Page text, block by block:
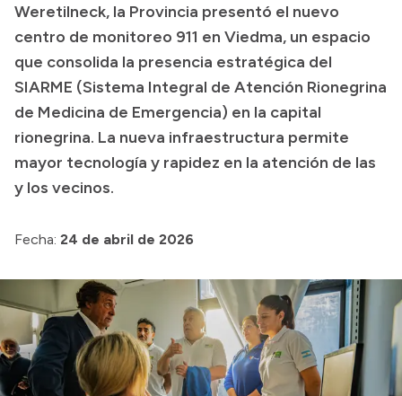
Accesos directos
SIU GUARANÍ
SECUNDARIO
TECNICATURAS
CAPACITACIONES
Weretilneck, la Provincia presentó el nuevo
centro de monitoreo 911 en Viedma, un espacio
que consolida la presencia estratégica del
SIARME (Sistema Integral de Atención Rionegrina
de Medicina de Emergencia) en la capital
rionegrina. La nueva infraestructura permite
mayor tecnología y rapidez en la atención de las
y los vecinos.
Fecha: 24 de abril de 2026